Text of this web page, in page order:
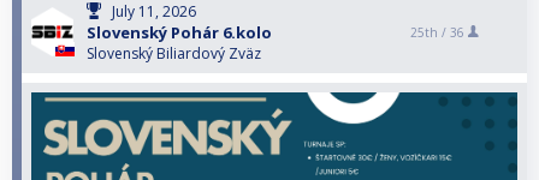
July 11, 2026
Slovenský Pohár 6.kolo
Slovenský Biliardový Zväz
25th / 36